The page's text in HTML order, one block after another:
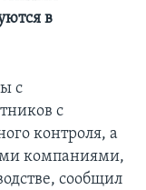
в
с
с
контроля, а
компаниями,
сообщил